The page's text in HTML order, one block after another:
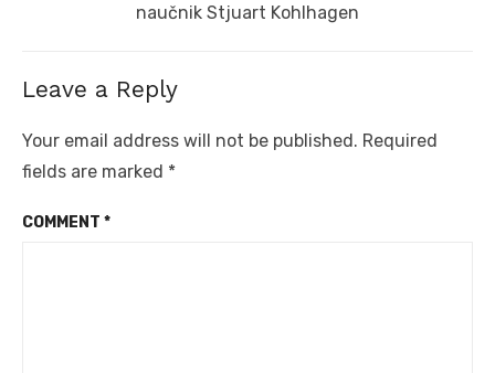
naučnik Stjuart Kohlhagen
Leave a Reply
Your email address will not be published. Required
fields are marked *
COMMENT *